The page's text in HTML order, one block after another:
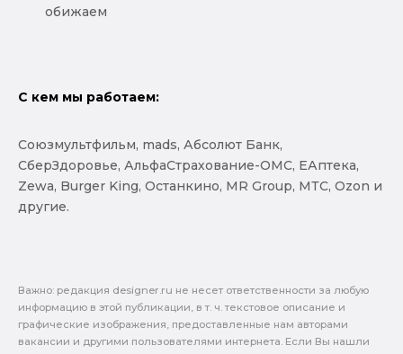
обижаем
C кем мы работаем:
Союзмультфильм, mads, Абсолют Банк,
СберЗдоровье, АльфаСтрахование-ОМС, ЕАптека,
Zewa, Burger King, Останкино, MR Group, МТС, Ozon и
другие.
Важно: pедакция designer.ru не несет ответственности за любую
информацию в этой публикации, в т. ч. текстовое описание и
графические изображения, предоставленные нам авторами
вакансии и другими пользователями интернета. Если Вы нашли